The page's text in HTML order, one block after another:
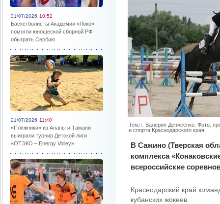
31/07/2026 10:52
Баскетболисты Академии «Локо»
помогли юношеской сборной РФ
обыграть Сербию
21/07/2026 11:40
«Пляжники» из Анапы и Тамани
выиграли турнир Детской лиги
«ОТЭКО – Energy Volley»
Текст: Валерия Денисенко. Фото:
и спорта Краснодарского края
В Сажино (Тверская
комплекса
всероссийские
Краснодарский край
кубанских жокеев.